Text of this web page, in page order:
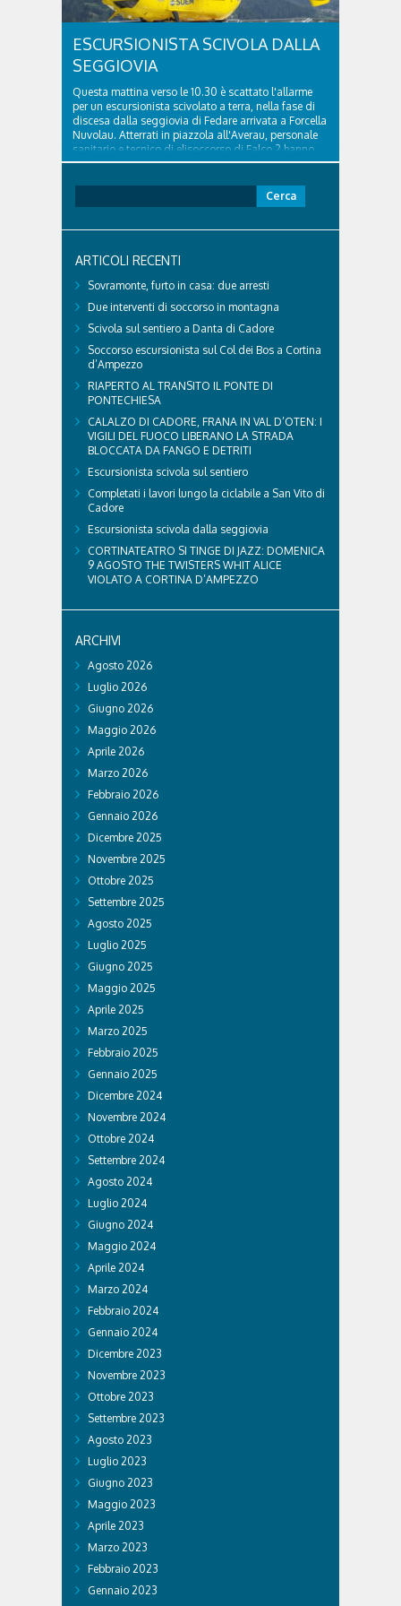
ESCURSIONISTA SCIVOLA DALLA
SEGGIOVIA
Questa mattina verso le 10.30 è scattato l'allarme
per un escursionista scivolato a terra, nella fase di
discesa dalla seggiovia di Fedare arrivata a Forcella
Nuvolau. Atterrati in piazzola all'Averau, personale
sanitario e tecnico di elisoccorso di Falco 2 hanno
raggiunto il 74enne di Teolo...
per:
ARTICOLI RECENTI
Sovramonte, furto in casa: due arresti
Due interventi di soccorso in montagna
Scivola sul sentiero a Danta di Cadore
Soccorso escursionista sul Col dei Bos a Cortina
d’Ampezzo
RIAPERTO AL TRANSITO IL PONTE DI
PONTECHIESA
CALALZO DI CADORE, FRANA IN VAL D’OTEN: I
VIGILI DEL FUOCO LIBERANO LA STRADA
BLOCCATA DA FANGO E DETRITI
Escursionista scivola sul sentiero
Completati i lavori lungo la ciclabile a San Vito di
Cadore
Escursionista scivola dalla seggiovia
CORTINATEATRO SI TINGE DI JAZZ: DOMENICA
9 AGOSTO THE TWISTERS WHIT ALICE
VIOLATO A CORTINA D’AMPEZZO
ARCHIVI
Agosto 2026
Luglio 2026
Giugno 2026
Maggio 2026
Aprile 2026
Marzo 2026
Febbraio 2026
Gennaio 2026
Dicembre 2025
Novembre 2025
Ottobre 2025
Settembre 2025
Agosto 2025
Luglio 2025
Giugno 2025
Maggio 2025
Aprile 2025
Marzo 2025
Febbraio 2025
Gennaio 2025
Dicembre 2024
Novembre 2024
Ottobre 2024
Settembre 2024
Agosto 2024
Luglio 2024
Giugno 2024
Maggio 2024
Aprile 2024
Marzo 2024
Febbraio 2024
Gennaio 2024
Dicembre 2023
Novembre 2023
Ottobre 2023
Settembre 2023
Agosto 2023
Luglio 2023
Giugno 2023
Maggio 2023
Aprile 2023
Marzo 2023
Febbraio 2023
Gennaio 2023